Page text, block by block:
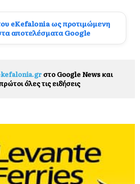
eKefalonia ως προτιμώμενη
αποτελέσματα Google
στο Google News και
όλες τις ειδήσεις